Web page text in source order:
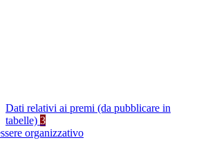
Dati relativi ai premi (da pubblicare in
tabelle) 3
organizzativo